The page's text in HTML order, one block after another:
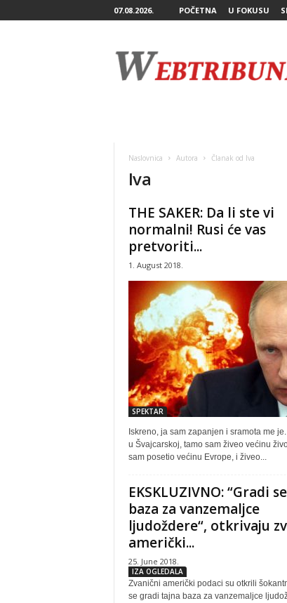
07.08.2026. POČETNA U FOKUSU
Naslovnica Autora Članak od Iva
Iva
THE SAKER: Da li ste vi
normalni! Rusi će vas
pretvoriti...
1. August 2018.
SPEKTAR
Iskreno, ja sam zapanjen i sramota me
u Švajcarskoj, tamo sam živeo većinu
sam posetio većinu Evrope, i živeo...
EKSKLUZIVNO: “Gradi
baza za vanzemaljce
ljudoždere“, otkrivaju
američki...
25. June 2018.
IZA OGLEDALA
Zvanični američki podaci su otkrili
se gradi tajna baza za vanzemaljce